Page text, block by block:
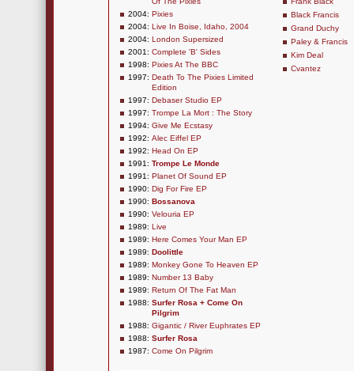
2004: Pixies
2004: Live In Boise, Idaho, 2004
2004: London Supersized
2001: Complete 'B' Sides
1998: Pixies At The BBC
1997: Death To The Pixies Limited
Edition
1997: Debaser Studio EP
1997: Trompe La Mort : The Story
1994: Give Me Ecstasy
1992: Alec Eiffel EP
1992: Head On EP
1991: Trompe Le Monde
1991: Planet Of Sound EP
1990: Dig For Fire EP
1990: Bossanova
1990: Velouria EP
1989: Live
1989: Here Comes Your Man EP
1989: Doolittle
1989: Monkey Gone To Heaven EP
1989: Number 13 Baby
1989: Return Of The Fat Man
1988: Surfer Rosa + Come On
Pilgrim
1988: Gigantic / River Euphrates EP
1988: Surfer Rosa
1987: Come On Pilgrim
Black Francis
Grand Duchy
Paley & Francis
Kim Deal
Cvantez